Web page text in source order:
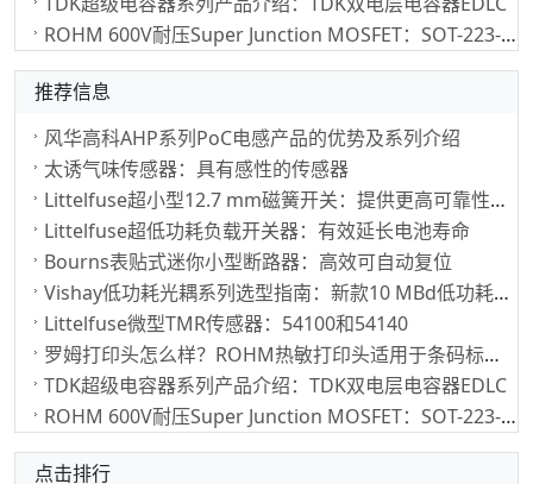
ROHM 600V耐压Super Junction MOSFET：SOT-223-3小型封装
推荐信息
风华高科AHP系列PoC电感产品的优势及系列介绍
太诱气味传感器：具有感性的传感器
Littelfuse超小型12.7 mm磁簧开关：提供更高可靠性、更长使用寿命
Littelfuse超低功耗负载开关器：有效延长电池寿命
Bourns表贴式迷你小型断路器：高效可自动复位
Vishay低功耗光耦系列选型指南：新款10 MBd低功耗光耦
Littelfuse微型TMR传感器：54100和54140
罗姆打印头怎么样？ROHM热敏打印头适用于条码标签打印应用
TDK超级电容器系列产品介绍：TDK双电层电容器EDLC
ROHM 600V耐压Super Junction MOSFET：SOT-223-3小型封装
点击排行